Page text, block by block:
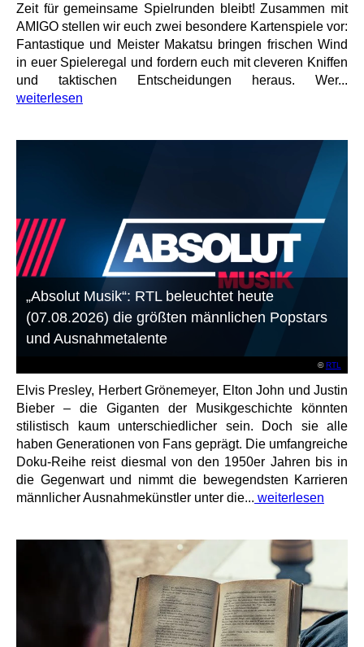
Zeit für gemeinsame Spielrunden bleibt! Zusammen mit
AMIGO stellen wir euch zwei besondere Kartenspiele vor:
Fantastique und Meister Makatsu bringen frischen Wind
in euer Spieleregal und fordern euch mit cleveren Kniffen
und taktischen Entscheidungen heraus. Wer...
weiterlesen
©RTL
„Absolut Musik“: RTL beleuchtet heute
(07.08.2026) die größten männlichen Popstars
und Ausnahmetalente
Elvis Presley, Herbert Grönemeyer, Elton John und Justin
Bieber – die Giganten der Musikgeschichte könnten
stilistisch kaum unterschiedlicher sein. Doch sie alle
haben Generationen von Fans geprägt. Die umfangreiche
Doku-Reihe reist diesmal von den 1950er Jahren bis in
die Gegenwart und nimmt die bewegendsten Karrieren
männlicher Ausnahmekünstler unter die... weiterlesen